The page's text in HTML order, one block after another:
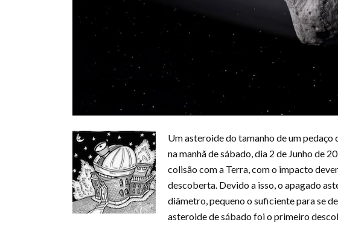
Um asteroide do tamanho de um
na manhã de sábado, dia 2 de Junho de
colisão com a Terra, com o impacto
descoberta. Devido a isso, o apagado
diâmetro, pequeno o suficiente para se
asteroide de sábado foi o primeiro